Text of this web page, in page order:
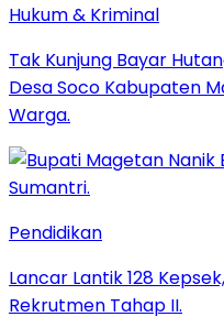
Hukum & Kriminal
Tak Kunjung Bayar
Desa Soco Kabupaten
Warga.
Pendidikan
Lancar Lantik 128
Rekrutmen Tahap II.